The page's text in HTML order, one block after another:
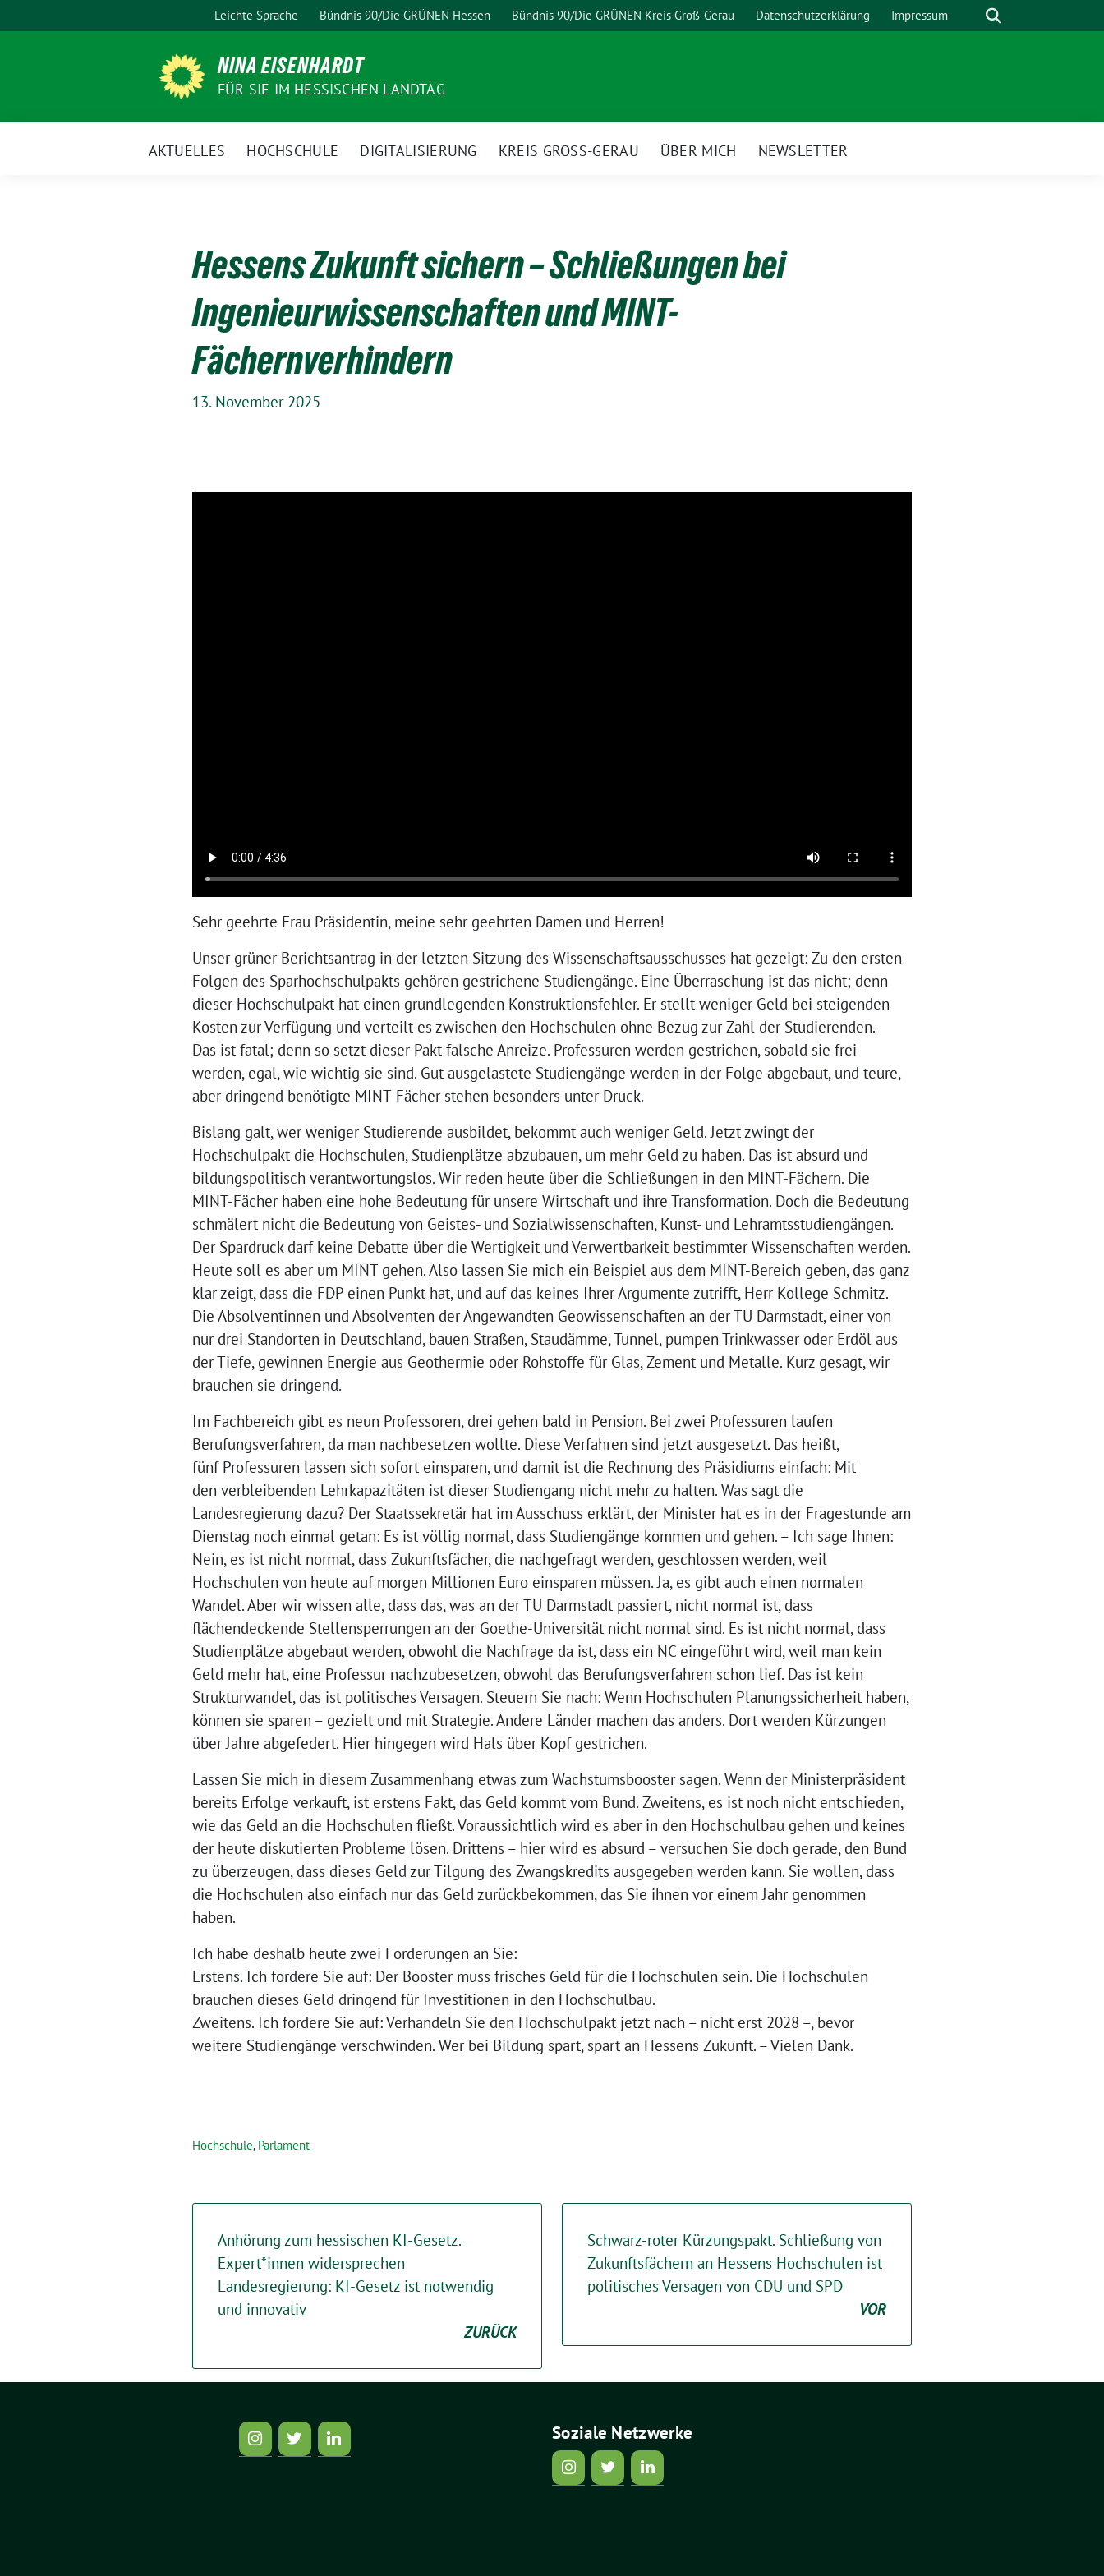
zum
Leichte Sprache Bündnis 90/Die GRÜNEN Hessen Bündnis 90/Die GRÜNEN Kreis Groß-Gerau Datenschutzerklärung Impressum Suche
NINA EISENHARDT
FÜR SIE IM HESSISCHEN LANDTAG
AKTUELLES HOCHSCHULE DIGITALISIERUNG KREIS GROSS-GERAU ÜBER MICH NEWSLETTER
Hessens Zukunft sichern – Schließungen bei
Ingenieurwissenschaften und MINT-
Fächernverhindern
13. November 2025
Sehr geehrte Frau Präsidentin, meine sehr geehrten Damen und Herren!
Unser grüner Berichtsantrag in der letzten Sitzung des Wissenschaftsausschusses hat gezeigt: Zu den ersten
Folgen des Sparhochschulpakts gehören gestrichene Studiengänge. Eine Überraschung ist das nicht; denn
dieser Hochschulpakt hat einen grundlegenden Konstruktionsfehler. Er stellt weniger Geld bei steigenden
Kosten zur Verfügung und verteilt es zwischen den Hochschulen ohne Bezug zur Zahl der Studierenden.
Das ist fatal; denn so setzt dieser Pakt falsche Anreize. Professuren werden gestrichen, sobald sie frei
werden, egal, wie wichtig sie sind. Gut ausgelastete Studiengänge werden in der Folge abgebaut, und teure,
aber dringend benötigte MINT-Fächer stehen besonders unter Druck.
Bislang galt, wer weniger Studierende ausbildet, bekommt auch weniger Geld. Jetzt zwingt der
Hochschulpakt die Hochschulen, Studienplätze abzubauen, um mehr Geld zu haben. Das ist absurd und
bildungspolitisch verantwortungslos. Wir reden heute über die Schließungen in den MINT-Fächern. Die
MINT-Fächer haben eine hohe Bedeutung für unsere Wirtschaft und ihre Transformation. Doch die Bedeutung
schmälert nicht die Bedeutung von Geistes- und Sozialwissenschaften, Kunst- und Lehramtsstudiengängen.
Der Spardruck darf keine Debatte über die Wertigkeit und Verwertbarkeit bestimmter Wissenschaften werden.
Heute soll es aber um MINT gehen. Also lassen Sie mich ein Beispiel aus dem MINT-Bereich geben, das ganz
klar zeigt, dass die FDP einen Punkt hat, und auf das keines Ihrer Argumente zutrifft, Herr Kollege Schmitz.
Die Absolventinnen und Absolventen der Angewandten Geowissenschaften an der TU Darmstadt, einer von
nur drei Standorten in Deutschland, bauen Straßen, Staudämme, Tunnel, pumpen Trinkwasser oder Erdöl aus
der Tiefe, gewinnen Energie aus Geothermie oder Rohstoffe für Glas, Zement und Metalle. Kurz gesagt, wir
brauchen sie dringend.
Im Fachbereich gibt es neun Professoren, drei gehen bald in Pension. Bei zwei Professuren laufen
Berufungsverfahren, da man nachbesetzen wollte. Diese Verfahren sind jetzt ausgesetzt. Das heißt,
fünf Professuren lassen sich sofort einsparen, und damit ist die Rechnung des Präsidiums einfach: Mit
den verbleibenden Lehrkapazitäten ist dieser Studiengang nicht mehr zu halten. Was sagt die
Landesregierung dazu? Der Staatssekretär hat im Ausschuss erklärt, der Minister hat es in der Fragestunde am
Dienstag noch einmal getan: Es ist völlig normal, dass Studiengänge kommen und gehen. – Ich sage Ihnen:
Nein, es ist nicht normal, dass Zukunftsfächer, die nachgefragt werden, geschlossen werden, weil
Hochschulen von heute auf morgen Millionen Euro einsparen müssen. Ja, es gibt auch einen normalen
Wandel. Aber wir wissen alle, dass das, was an der TU Darmstadt passiert, nicht normal ist, dass
flächendeckende Stellensperrungen an der Goethe-Universität nicht normal sind. Es ist nicht normal, dass
Studienplätze abgebaut werden, obwohl die Nachfrage da ist, dass ein NC eingeführt wird, weil man kein
Geld mehr hat, eine Professur nachzubesetzen, obwohl das Berufungsverfahren schon lief. Das ist kein
Strukturwandel, das ist politisches Versagen. Steuern Sie nach: Wenn Hochschulen Planungssicherheit haben,
können sie sparen – gezielt und mit Strategie. Andere Länder machen das anders. Dort werden Kürzungen
über Jahre abgefedert. Hier hingegen wird Hals über Kopf gestrichen.
Lassen Sie mich in diesem Zusammenhang etwas zum Wachstumsbooster sagen. Wenn der Ministerpräsident
bereits Erfolge verkauft, ist erstens Fakt, das Geld kommt vom Bund. Zweitens, es ist noch nicht entschieden,
wie das Geld an die Hochschulen fließt. Voraussichtlich wird es aber in den Hochschulbau gehen und keines
der heute diskutierten Probleme lösen. Drittens – hier wird es absurd – versuchen Sie doch gerade, den Bund
zu überzeugen, dass dieses Geld zur Tilgung des Zwangskredits ausgegeben werden kann. Sie wollen, dass
die Hochschulen also einfach nur das Geld zurückbekommen, das Sie ihnen vor einem Jahr genommen
haben.
Ich habe deshalb heute zwei Forderungen an Sie:
Erstens. Ich fordere Sie auf: Der Booster muss frisches Geld für die Hochschulen sein. Die Hochschulen
brauchen dieses Geld dringend für Investitionen in den Hochschulbau.
Zweitens. Ich fordere Sie auf: Verhandeln Sie den Hochschulpakt jetzt nach – nicht erst 2028 –, bevor
weitere Studiengänge verschwinden. Wer bei Bildung spart, spart an Hessens Zukunft. – Vielen Dank.
Hochschule, Parlament
Anhörung zum hessischen KI-Gesetz.
Expert*innen widersprechen
Landesregierung: KI-Gesetz ist notwendig
und innovativ
ZURÜCK
Schwarz-roter Kürzungspakt. Schließung von
Zukunftsfächern an Hessens Hochschulen ist
politisches Versagen von CDU und SPD
VOR
Soziale Netzwerke